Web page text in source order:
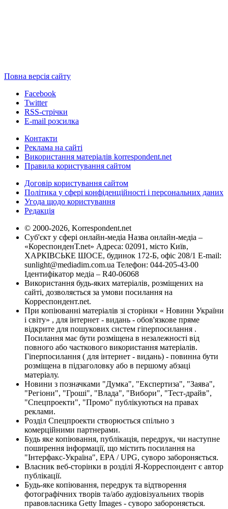
Повна версія сайту
Facebook
Twitter
RSS-стрічки
E-mail розсилка
Контакти
Реклама на сайті
Використання матеріалів korrespondent.net
Правила користування сайтом
Договір користування сайтом
Політика у сфері конфіденційності і персональних даних
Угода щодо користування
Редакція
© 2000-2026, Korrespondent.net
Суб'єкт у сфері онлайн-медіа Назва онлайн-медіа –
«КореспонденТ.net» Адреса: 02091, місто Київ,
ХАРКІВСЬКЕ ШОСЕ, будинок 172-Б, офіс 208/1 E-mail:
sunlight@mediadim.com.ua Телефон: 044-205-43-00
Ідентифікатор медіа – R40-06068
Використання будь-яких матеріалів, розміщених на
сайті, дозволяється за умови посилання на
Корреспондент.net.
При копіюванні матеріалів зі сторінки « Новини України
і світу» , для інтернет - видань - обов'язкове пряме
відкрите для пошукових систем гіперпосилання .
Посилання має бути розміщена в незалежності від
повного або часткового використання матеріалів.
Гіперпосилання ( для інтернет - видань) - повинна бути
розміщена в підзаголовку або в першому абзаці
матеріалу.
Новини з позначками "Думка", "Експертиза", "Заява",
"Регіони", "Гроші", "Влада", "Вибори", "Тест-драйв",
"Спецпроекти", "Промо" публікуються на правах
реклами.
Розділ Спецпроекти створюється спільно з
комерційними партнерами.
Будь яке копіювання, публікація, передрук, чи наступне
поширення інформації, що містить посилання на
"Інтерфакс-Україна", EPA / UPG, суворо забороняється.
Власник веб-сторінки в розділі Я-Корреспондент є автор
публікації.
Будь-яке копіювання, передрук та відтворення
фотографічних творів та/або аудіовізуальних творів
правовласника Getty Images - суворо забороняється.